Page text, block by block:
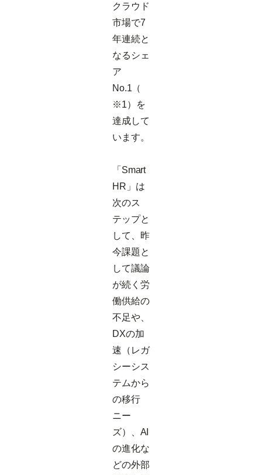
クラウド
市場で7
年連続と
なるシェ
ア
No.1（
※1）を
達成して
います。
「Smart
HR」は
次のス
テップと
して、昨
今課題と
して議論
が続く労
働供給の
不足や、
DXの加
速（レガ
シーシス
テムから
の移行
ニー
ズ）、AI
の進化な
どの外部